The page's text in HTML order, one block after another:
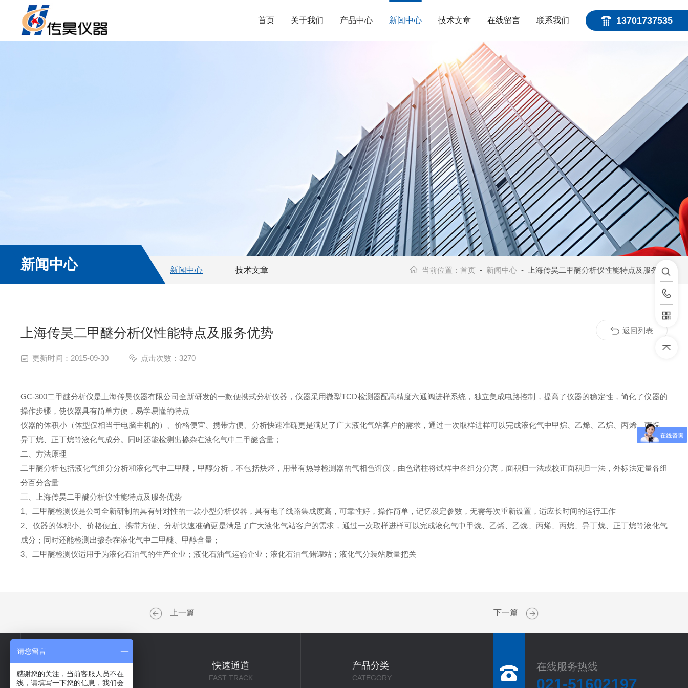
13701737535
首页 关于我们 产品中心 新闻中心 技术文章 在线留言 联系我们
新闻中心 新闻中心 技术文章 当前位置：首页 - 新闻中心 - 上海传昊二甲醚分析仪性能特点及服务优势
上海传昊二甲醚分析仪性能特点及服务优势
更新时间：2015-09-30 点击次数：3270
GC-300二甲醚分析仪是上海传昊仪器有限公司全新研发的一款便携式分析仪器，仪器采用微型TCD检测器配高精度六通阀进样系统，独立集成电路控制，提高了仪器的稳定性，简化了仪器的
操作步骤，使仪器具有简单方便，易学易懂的特点
仪器的体积小（体型仅相当于电脑主机的）、价格便宜、携带方便、分析快速准确更是满足了广大液化气站客户的需求，通过一次取样进样可以完成液化气中甲烷、乙烯、乙烷、丙烯、丙烷、
异丁烷、正丁烷等液化气成分。同时还能检测出掺杂在液化气中二甲醚含量；
二、方法原理
二甲醚分析包括液化气组分分析和液化气中二甲醚，甲醇分析，不包括炔烃，用带有热导检测器的气相色谱仪，由色谱柱将试样中各组分分离，面积归一法或校正面积归一法，外标法定量各组
分百分含量
三、上海传昊二甲醚分析仪性能特点及服务优势
1、二甲醚检测仪是公司全新研制的具有针对性的一款小型分析仪器，具有电子线路集成度高，可靠性好，操作简单，记忆设定参数，无需每次重新设置，适应长时间的运行工作
2、仪器的体积小、价格便宜、携带方便、分析快速准确更是满足了广大液化气站客户的需求，通过一次取样进样可以完成液化气中甲烷、乙烯、乙烷、丙烯、丙烷、异丁烷、正丁烷等液化气
成分；同时还能检测出掺杂在液化气中二甲醚、甲醇含量；
3、二甲醚检测仪适用于为液化石油气的生产企业；液化石油气运输企业；液化石油气储罐站；液化气分装站质量把关
返回列表
上一篇 下一篇
关于我们
ABOUT US
快速通道
FAST TRACK
产品分类
CATEGORY
在线服务热线
021-51602197
请您留言
感谢您的关注，当前客服人员不在
线，请填写一下您的信息，我们会